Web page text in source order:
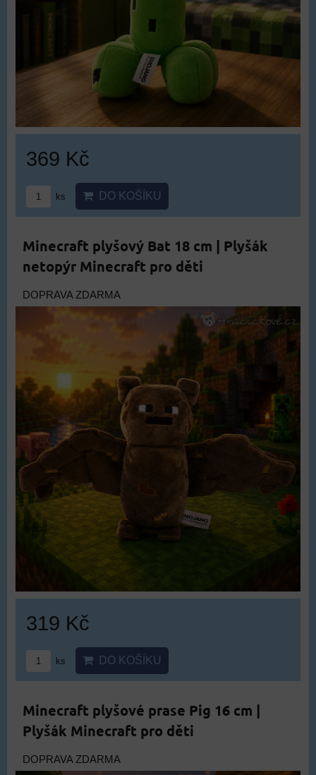
369 Kč
ks DO KOŠÍKU
Minecraft plyšový Bat 18 cm | Plyšák
netopýr Minecraft pro děti
DOPRAVA ZDARMA
319 Kč
ks DO KOŠÍKU
Minecraft plyšové prase Pig 16 cm |
Plyšák Minecraft pro děti
DOPRAVA ZDARMA